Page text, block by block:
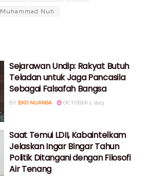
Muhammad Nuh
Sejarawan Undip: Rakyat Butuh
Teladan untuk Jaga Pancasila
Sebagai Falsafah Bangsa
BY EKO NUANSA OCTOBER 1, 2023
Saat Temui LDII, Kabaintelkam
Jelaskan Ingar Bingar Tahun
Politik Ditangani dengan Filosofi
Air Tenang